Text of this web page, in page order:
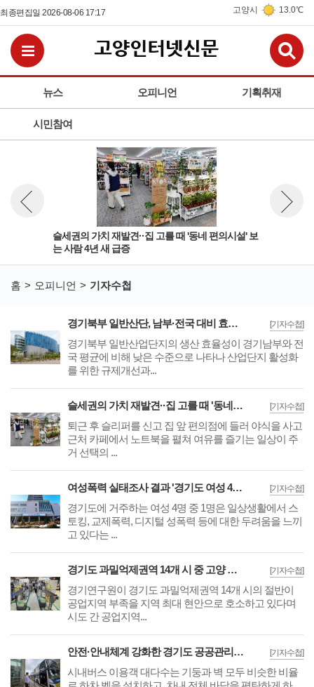
최종편집일 2026-08-06 17:17 고양시 13.0℃
뉴스 오피니언 기획취재
시민참여
전체메뉴보기
슬세권의 가치 재발견··집 고를 때 '동네 편의시설' 보
는 사람 4년 새 급증
뉴스 이전보기
홈 오피니언 기자수첩
[기자수첩]
경기북부 일반산단, 남부·전국 대비 효율성 낮아 '규제개선·산업고도화 병행 필요'
경기북부 일반산업단지의 생산 효율성이 경기남부와 전
국 평균에 비해 낮은 수준으로 나타나 산업단지 활성화
를 위한 규제개선과...
[기자수첩]
슬세권의 가치 재발견··집 고를 때 '동네 편의시설' 보는 사람 4년 새 급증
퇴근 후 슬리퍼를 신고 집 앞 편의점에 들러 야식을 사고
근처 카페에서 노트북을 펼쳐 여유를 즐기는 일상이 주
거 선택의 ...
[기자수첩]
여성폭력 실태조사 결과 '경기도 여성 4명중 1명은 일상적 성적 폭력 두려움 느껴'
경기도에 거주하는 여성 4명 중 1명은 일상생활에서 스
토킹, 교제폭력, 디지털 성폭력 등에 대한 두려움을 느끼
고 있다는 ...
[기자수첩]
경기도 과밀억제권역 14개 시 중 고양 등 7곳 공업지역 물량 부족 심각··현실화 필요
경기연구원이 경기도 과밀억제권역 14개 시의 절반이
공업지역 부족을 지역 최대 현안으로 호소하고 있다며
시도 간 공업지역...
[기자수첩]
안전·안내체계 강화한 경기도 공공관리제 표준모델 개발··2층버스 이용만족도 80점
시내버스 이용객 대다수는 기둥과 벽 모두 비슷한 비율